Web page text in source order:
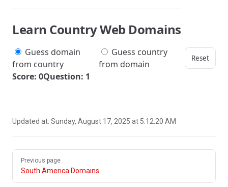
Learn Country Web Domains
Guess domain
from country
Guess country
from domain
Reset
Score: 0Question: 1
Updated at: Sunday, August 17, 2025 at 5:12:20 AM
Pager
Previous page
South America Domains